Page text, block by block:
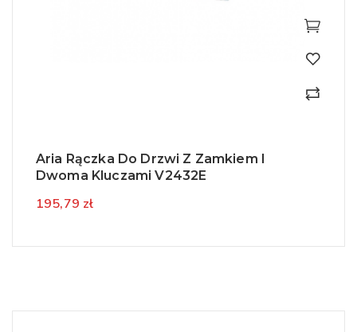
Aria Rączka Do Drzwi Z Zamkiem I
Dwoma Kluczami V2432E
195,79 zł